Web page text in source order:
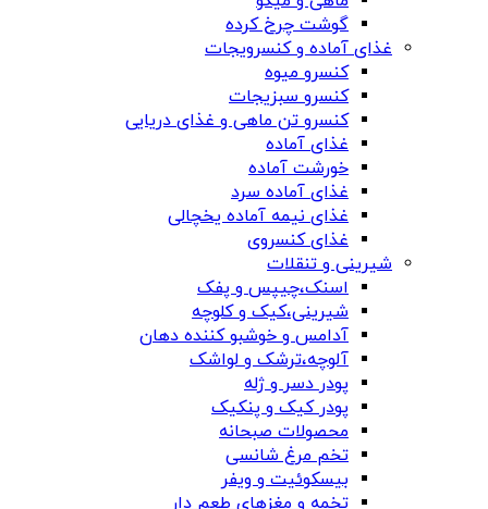
گوشت چرخ کرده
غذای آماده و کنسرویجات
کنسرو میوه
کنسرو سبزیجات
کنسرو تن ماهی و غذای دریایی
غذای آماده
خورشت آماده
غذای آماده سرد
غذای نیمه آماده یخچالی
غذای کنسروی
شیرینی و تنقلات
اسنک،چیپس و پفک
شیرینی،کیک و کلوچه
آدامس و خوشبو کننده دهان
آلوچه،ترشک و لواشک
پودر دسر و ژله
پودر کیک و پنکیک
محصولات صبحانه
تخم مرغ شانسی
بیسکوئیت و ویفر
تخمه و مغزهای طعم دار